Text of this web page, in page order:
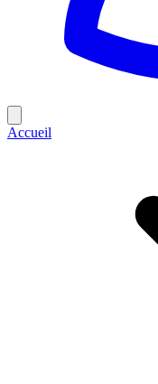
Accueil